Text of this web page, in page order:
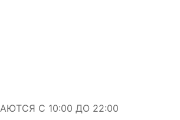
С 10:00 ДО 22:00